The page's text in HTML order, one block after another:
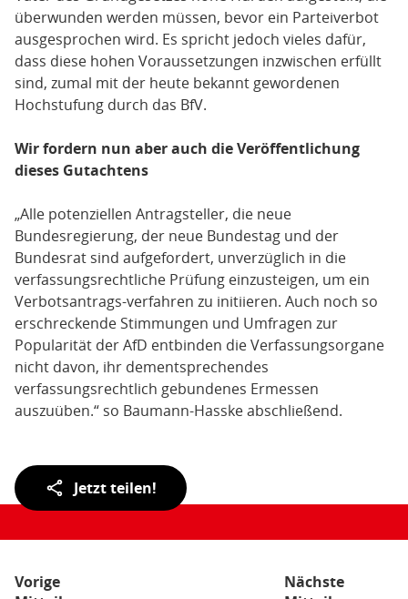
überwunden werden müssen, bevor ein Parteiverbot
ausgesprochen wird. Es spricht jedoch vieles dafür,
dass diese hohen Voraussetzungen inzwischen erfüllt
sind, zumal mit der heute bekannt gewordenen
Hochstufung durch das BfV.
Wir fordern nun aber auch die Veröffentlichung
dieses Gutachtens
„Alle potenziellen Antragsteller, die neue
Bundesregierung, der neue Bundestag und der
Bundesrat sind aufgefordert, unverzüglich in die
verfassungsrechtliche Prüfung einzusteigen, um ein
Verbotsantrags-verfahren zu initiieren. Auch noch so
erschreckende Stimmungen und Umfragen zur
Popularität der AfD entbinden die Verfassungsorgane
nicht davon, ihr dementsprechendes
verfassungsrechtlich gebundenes Ermessen
auszuüben.“ so Baumann-Hasske abschließend.
Teilen
der
Jetzt teilen!
Vorige
Nächste